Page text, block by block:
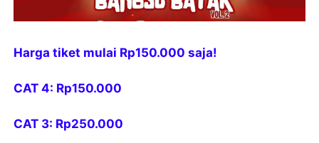
Harga tiket mulai Rp150.000 saja!
CAT 4: Rp150.000
CAT 3: Rp250.000